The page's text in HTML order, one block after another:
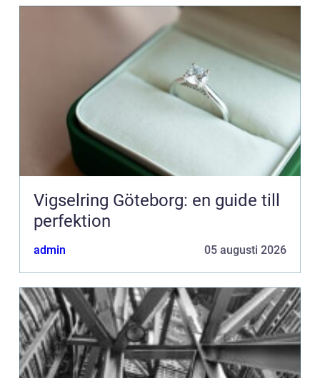
Vigselring Göteborg: en guide till
perfektion
admin 05 augusti 2026